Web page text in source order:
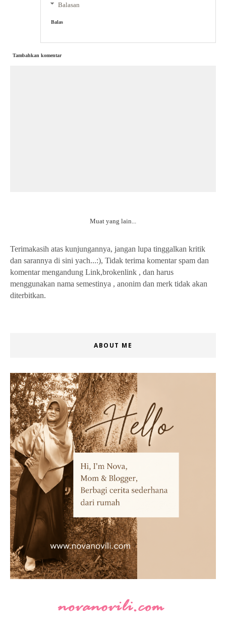
Balasan
Balas
Tambahkan komentar
Muat yang lain...
Terimakasih atas kunjungannya, jangan lupa tinggalkan kritik
dan sarannya di sini yach...:), Tidak terima komentar spam dan
komentar mengandung Link,brokenlink , dan harus
menggunakan nama semestinya , anonim dan merk tidak akan
diterbitkan.
ABOUT ME